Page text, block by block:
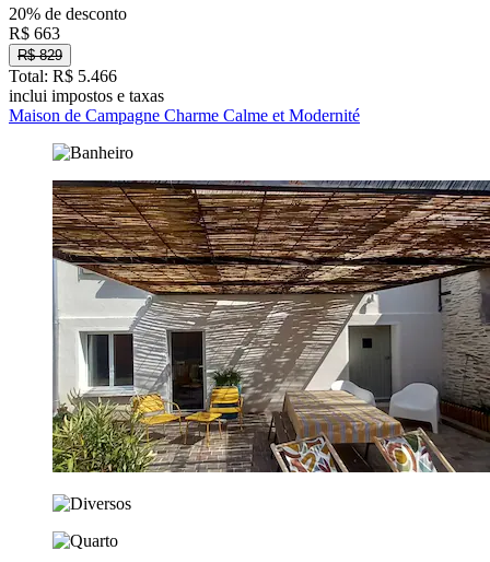
20% de desconto
R$ 663
R$ 829
Total: R$ 5.466
inclui impostos e taxas
Maison de Campagne Charme Calme et Modernité